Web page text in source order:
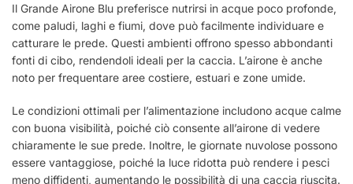
Il Grande Airone Blu preferisce nutrirsi in acque poco profonde,
come paludi, laghi e fiumi, dove può facilmente individuare e
catturare le prede. Questi ambienti offrono spesso abbondanti
fonti di cibo, rendendoli ideali per la caccia. L’airone è anche
noto per frequentare aree costiere, estuari e zone umide.
Le condizioni ottimali per l’alimentazione includono acque calme
con buona visibilità, poiché ciò consente all’airone di vedere
chiaramente le sue prede. Inoltre, le giornate nuvolose possono
essere vantaggiose, poiché la luce ridotta può rendere i pesci
meno diffidenti, aumentando le possibilità di una caccia riuscita.